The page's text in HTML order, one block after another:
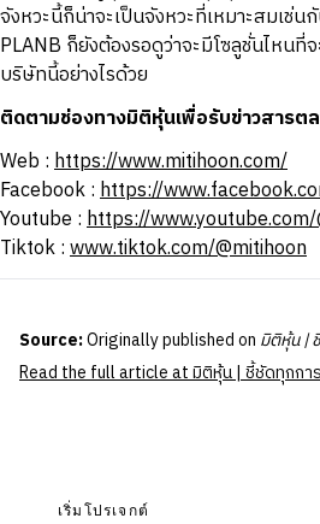
จังหวะนี้ก็น่าจะเป็นจังหวะที่เหมาะสมเช่
PLANB ก็ยังต้องรอดูว่าจะมีโซลูชั่นไหนที่
บริษัทนี้อย่างไรด้วย
ติดตามช่องทางมิติหุ้นเพื่อรับข่าวสารต
Web :https://www.mitihoon.com/
Facebook :https://
Youtube :https://
Tiktok :www.tiktok.com/@mitihoon
Source:Originally published on มิติหุ้น |
Read the full article at มิติหุ้น | ชี้ชัดทุกก
เริ่มโปรเจกต์